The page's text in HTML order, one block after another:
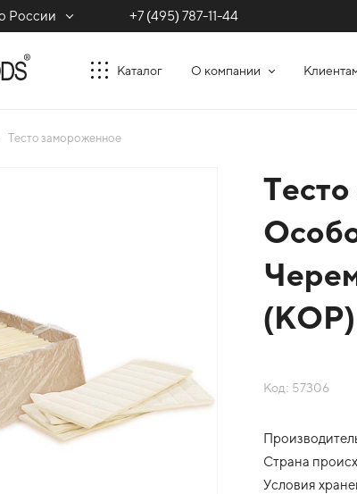
России +7 (495) 787-11-44
Каталог О компании
Тесто замороженное
(КОР)
Код: 57306
Страна
Условия